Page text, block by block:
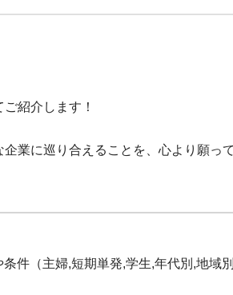
仕事を得られるよう尽力。人材業界16年の経験か
の職場を見つけられる」と確信し、多くの人が情
紹介します！
業に巡り合えることを、心より願っ
件（主婦,短期単発,学生,年代別,地域